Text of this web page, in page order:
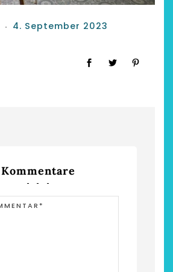
4. September 2023
Kommentare